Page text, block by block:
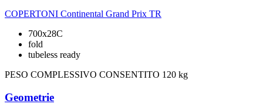
COPERTONI Continental Grand Prix TR
700x28C
fold
tubeless ready
PESO COMPLESSIVO CONSENTITO 120 kg
Geometrie